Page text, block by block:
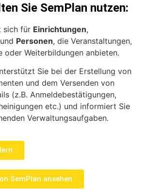
Sie SemPlan nutzen:
sich für Einrichtungen,
und Personen, die Veranstaltungen,
oder Weiterbildungen anbieten.
Sie bei der Erstellung von
und dem Versenden von
(z.B. Anmeldebestätigungen,
etc.) und informiert Sie
Verwaltungsaufgaben.
SemPlan ansehen